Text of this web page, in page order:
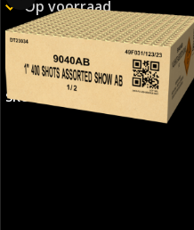
Op voorraad
€179.50
SKU: